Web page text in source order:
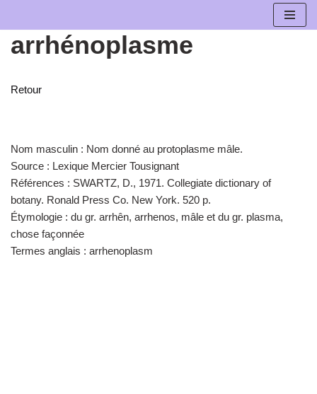
Aller
au
arrhénoplasme
Retour
Nom masculin : Nom donné au protoplasme mâle.
Source : Lexique Mercier Tousignant
Références : SWARTZ, D., 1971. Collegiate dictionary of
botany. Ronald Press Co. New York. 520 p.
Étymologie : du gr. arrhên, arrhenos, mâle et du gr. plasma,
chose façonnée
Termes anglais : arrhenoplasm